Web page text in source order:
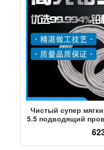
Чистый супер
5.5 подводящий